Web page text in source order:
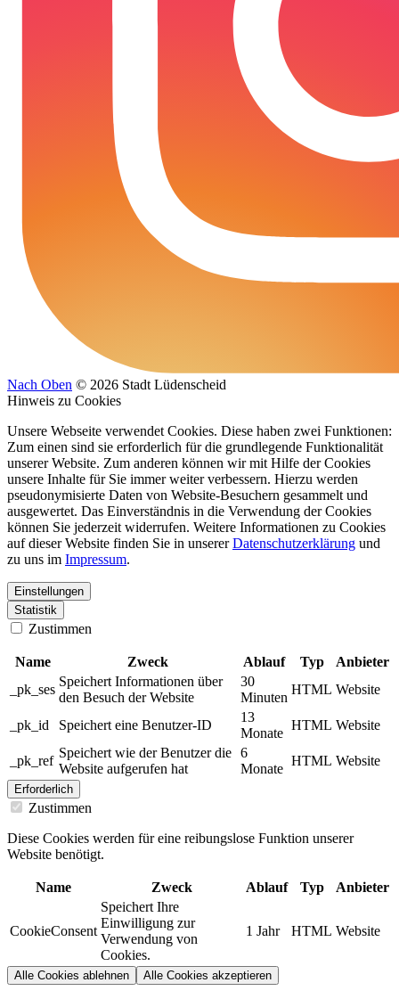
Nach Oben © 2026 Stadt Lüdenscheid
Hinweis zu Cookies
Unsere Webseite verwendet Cookies. Diese haben zwei Funktionen:
Zum einen sind sie erforderlich für die grundlegende Funktionalität
unserer Website. Zum anderen können wir mit Hilfe der Cookies
unsere Inhalte für Sie immer weiter verbessern. Hierzu werden
pseudonymisierte Daten von Website-Besuchern gesammelt und
ausgewertet. Das Einverständnis in die Verwendung der Cookies
können Sie jederzeit widerrufen. Weitere Informationen zu Cookies
auf dieser Website finden Sie in unsererDatenschutzerklärung und
zu uns im Impressum.
Einstellungen
Statistik
Zustimmen
Name Zweck Ablauf Typ
Anbieter
_pk_ses
Speichert Informationen über
den Besuch der Website
30
Minuten
HTML Website
_pk_id Speichert eine Benutzer-ID
13
Monate
HTML Website
_pk_ref
Speichert wie der Benutzer die
Website aufgerufen hat
6
Monate
HTML Website
Erforderlich
Zustimmen
Diese Cookies werden für eine reibungslose Funktion unserer
Website benötigt.
Name Zweck Ablauf Typ Anbieter
CookieConsent
Speichert Ihre
Einwilligung zur
Verwendung von
Cookies.
1 Jahr HTML Website
Alle Cookies ablehnen Alle Cookies akzeptieren